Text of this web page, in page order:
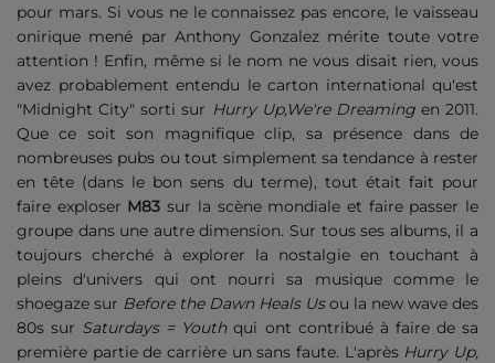
pour mars. Si vous ne le connaissez pas encore, le vaisseau
onirique mené par Anthony Gonzalez mérite toute votre
attention ! Enfin, même si le nom ne vous disait rien, vous
avez probablement entendu le carton international qu'est
"Midnight City" sorti sur Hurry Up,We're Dreamingen 2011.
Que ce soit son magnifique clip, sa présence dans de
nombreuses pubs ou tout simplement sa tendance à rester
en tête (dans le bon sens du terme), tout était fait pour
faire exploser M83 sur la scène mondiale et faire passer le
groupe dans une autre dimension. Sur tous ses albums, il a
toujours cherché à explorer la nostalgie en touchant à
pleins d'univers qui ont nourri sa musique comme le
shoegaze sur Before the Dawn Heals Usou la new wave des
80s sur Saturdays = Youthqui ont contribué à faire de sa
première partie de carrière un sans faute. L'après Hurry Up,